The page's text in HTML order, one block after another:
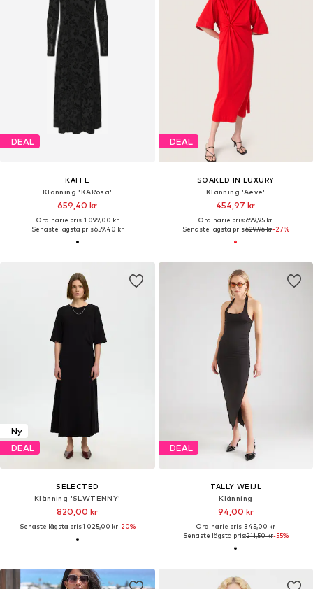
DEAL
KAFFE
Klänning 'KARosa'
659,40 kr
Ordinarie pris: 1 099,00 kr
Senaste lägsta pris:659,40 kr
DEAL
SOAKED IN LUXURY
Klänning 'Aeve'
454,97 kr
Ordinarie pris: 699,95 kr
Senaste lägsta pris:629,96 kr-27%
Ny
DEAL
SELECTED
Klänning 'SLWTENNY'
820,00 kr
Senaste lägsta pris:1 025,00 kr-20%
DEAL
TALLY WEIJL
Klänning
94,00 kr
Ordinarie pris: 345,00 kr
Senaste lägsta pris:211,50 kr-55%